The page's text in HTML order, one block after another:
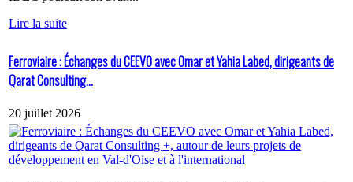
Lire la suite
Ferroviaire : Échanges du CEEVO avec Omar et Yahia Labed, dirigeants de
Qarat Consulting...
20 juillet 2026